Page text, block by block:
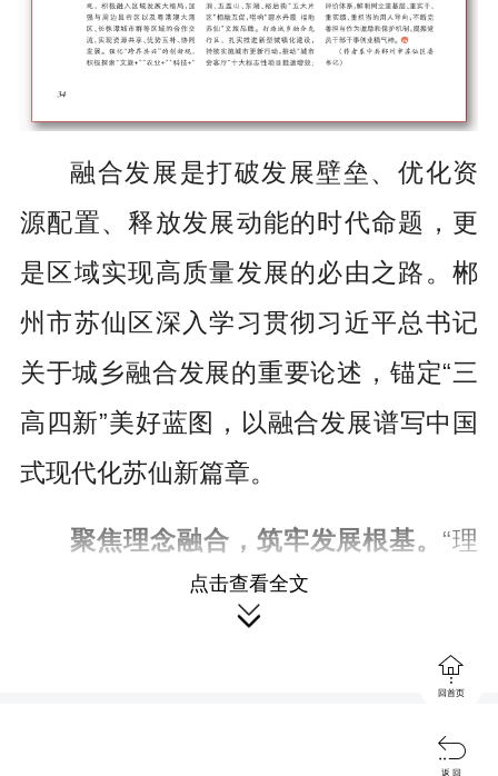
融合发展是打破发展壁垒、优化资
源配置、释放发展动能的时代命题，更
是区域实现高质量发展的必由之路。郴
州市苏仙区深入学习贯彻习近平总书记
关于城乡融合发展的重要论述，锚定“三
高四新”美好蓝图，以融合发展谱写中国
式现代化苏仙新篇章。
聚焦理念融合，筑牢发展根基。 “理
念是行动的先导。发展理念是否对头，
现融合发展必须从理念上破题。强化“全
域共融”的系统观。积极融入区域发展大
点击查看全文


回首页

返 回